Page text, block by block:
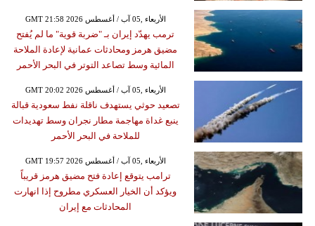
GMT 21:58 2026 الأربعاء ,05 آب / أغسطس
ترمب يهدّد إيران بـ "ضربة قوية" ما لم يُفتح
مضيق هرمز ومحادثات عمانية لإعادة الملاحة
المائية وسط تصاعد التوتر في البحر الأحمر
GMT 20:02 2026 الأربعاء ,05 آب / أغسطس
تصعيد حوثي يستهدف ناقلة نفط سعودية قبالة
ينبع غداة مهاجمة مطار نجران وسط تهديدات
للملاحة في البحر الأحمر
GMT 19:57 2026 الأربعاء ,05 آب / أغسطس
ترامب يتوقع إعادة فتح مضيق هرمز قريباً
ويؤكد أن الخيار العسكري مطروح إذا انهارت
المحادثات مع إيران